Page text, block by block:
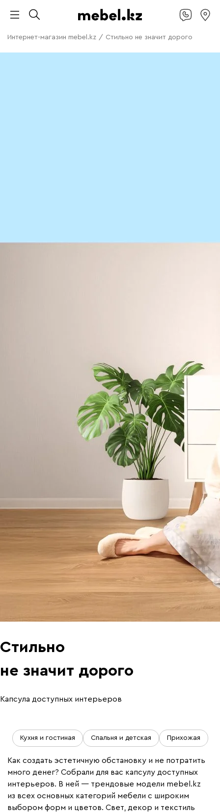
Интернет-магазин mebel.kz / Стильно не значит дорого
Стильно
не значит дорого
Капсула доступных интерьеров
Кухня и гостиная Спальня и детская Прихожая
Как создать эстетичную обстановку и не потратить
много денег? Собрали для вас капсулу доступных
интерьеров. В ней — трендовые модели mebel.kz
из всех основных категорий мебели с широким
выбором форм и цветов. Свет, декор и текстиль